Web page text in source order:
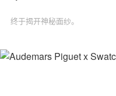
终于揭开神秘面纱。